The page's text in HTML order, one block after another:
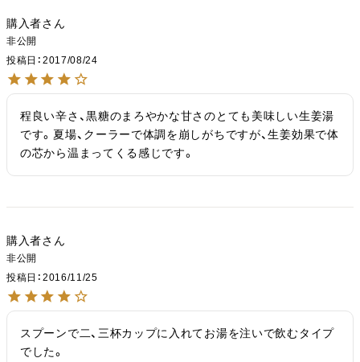
購入者
非公開
投稿日
2017/08/24
程良い辛さ、黒糖のまろやかな甘さのとても美味しい生姜湯
です。夏場、クーラーで体調を崩しがちですが、生姜効果で体
の芯から温まってくる感じです。
購入者
非公開
投稿日
2016/11/25
スプーンで二、三杯カップに入れてお湯を注いで飲むタイプ
でした。